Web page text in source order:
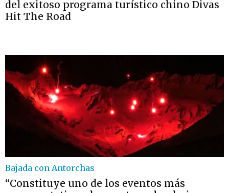
del exitoso programa turístico chino Divas
Hit The Road
Bajada con Antorchas
“Constituye uno de los eventos más